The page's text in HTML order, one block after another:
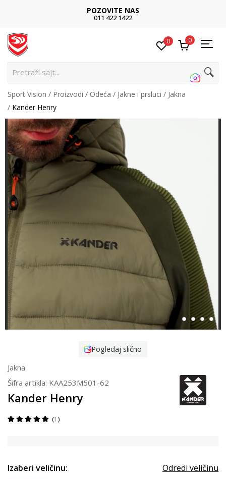
POZOVITE NAS
011 422 1422
0 0
Pretraži sajt...
Sport Vision Proizvodi Odeća Jakne i prsluci
Jakna
Kander Henry
Pogledaj slično
Jakna
Šifra artikla: KAA253M501-62
Kander Henry
1
Izaberi veličinu: Odredi veličinu